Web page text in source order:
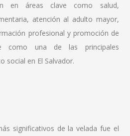
en áreas clave como salud,
atención al adulto mayor,
profesional y promoción de
como una de las principales
social en El Salvador.
significativos de la velada fue el